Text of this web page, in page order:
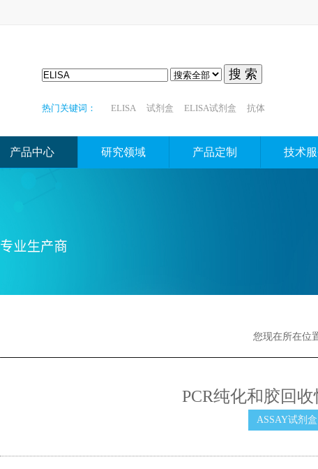
搜 索
热门关键词： ELISA 试剂盒 ELISA试剂盒 抗体
产品中心 研究领域 产品定制 技术
您现在所在位
PCR纯化和胶回
ASSAY试剂盒